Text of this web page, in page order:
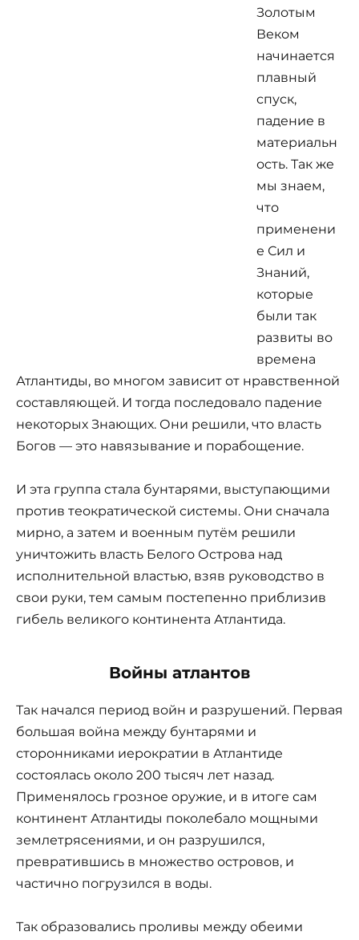
Золотым
Веком
начинается
плавный
спуск,
падение в
материальн
ость. Так же
мы знаем,
что
применени
е Сил и
Знаний,
которые
были так
развиты во
времена
Атлантиды, во многом зависит от нравственной
составляющей. И тогда последовало падение
некоторых Знающих. Они решили, что власть
Богов — это навязывание и порабощение.
И эта группа стала бунтарями, выступающими
против теократической системы. Они сначала
мирно, а затем и военным путём решили
уничтожить власть Белого Острова над
исполнительной властью, взяв руководство в
свои руки, тем самым постепенно приблизив
гибель великого континента Атлантида.
Войны атлантов
Так начался период войн и разрушений. Первая
большая война между бунтарями и
сторонниками иерократии в Атлантиде
состоялась около 200 тысяч лет назад.
Применялось грозное оружие, и в итоге сам
континент Атлантиды поколебало мощными
землетрясениями, и он разрушился,
превратившись в множество островов, и
частично погрузился в воды.
Так образовались проливы между обеими